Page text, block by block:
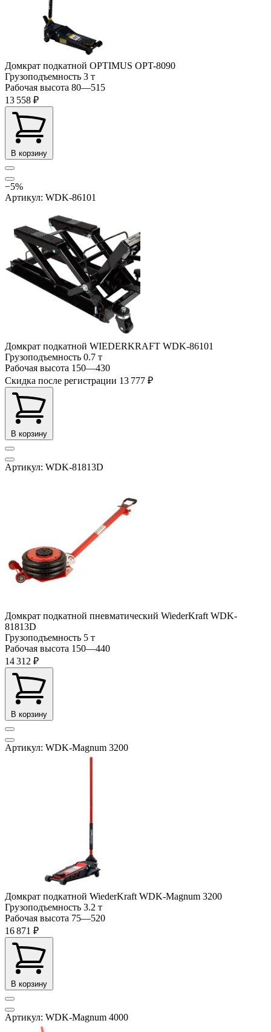
Домкрат подкатной OPTIMUS OPT-8090
Грузоподъемность 3 т
Рабочая высота 80—515
13 558 ₽
В корзину
−5%
Артикул: WDK-86101
Домкрат подкатной WIEDERKRAFT WDK-86101
Грузоподъемность 0.7 т
Рабочая высота 150—430
Скидка после регистрации 13 777 ₽
В корзину
Артикул: WDK-81813D
Домкрат подкатной пневматический WiederKraft WDK-
81813D
Грузоподъемность 5 т
Рабочая высота 150—440
14 312 ₽
В корзину
Артикул: WDK-Magnum 3200
Домкрат подкатной WiederKraft WDK-Magnum 3200
Грузоподъемность 3.2 т
Рабочая высота 75—520
16 871 ₽
В корзину
Артикул: WDK-Magnum 4000